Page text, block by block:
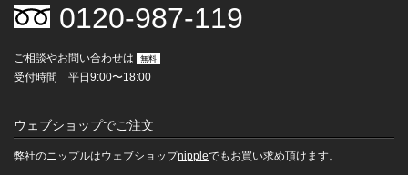
0120-987-119
ご相談やお問い合わせは 無料
受付時間 平日9:00〜18:00
ウェブショップでご注文
弊社のニップルはウェブショップnippleでもお買い求め頂けます。